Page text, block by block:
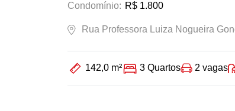
Condomínio: R$ 1.800
Rua Professora Luiza Nogueira
142,0 m² 3 Quartos 2 vagas